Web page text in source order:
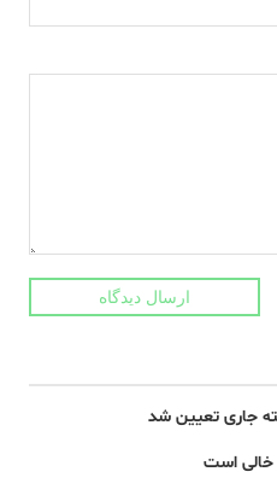
ارسال دیدگاه
جاری تعیین شد
خالی است